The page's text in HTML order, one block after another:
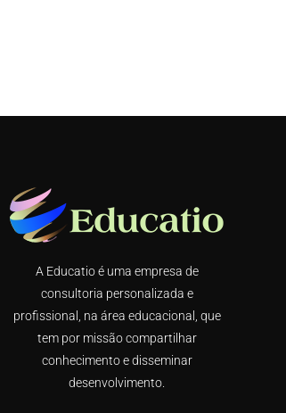
A Educatio é uma empresa de
consultoria personalizada e
profissional, na área educacional, que
tem por missão compartilhar
conhecimento e disseminar
desenvolvimento.